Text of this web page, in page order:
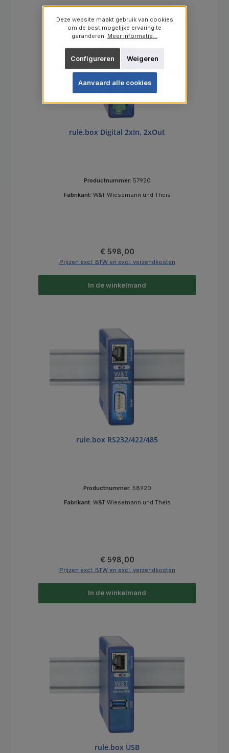
rule.box Digital 2xIn, 2xOut
Productnummer: 57920
Fabrikant: W&T Wiesemann und Theis
Normale prijs:
€ 598,00
Prijzen excl. BTW en excl. verzendkosten
In de winkelmand
rule.box RS232/422/485
Productnummer: 58920
Fabrikant: W&T Wiesemann und Theis
Normale prijs:
€ 598,00
Prijzen excl. BTW en excl. verzendkosten
In de winkelmand
rule.box USB
Deze website maakt gebruik van cookies
om de best mogelijke ervaring te
garanderen. Meer informatie...
Weigeren
Configureren
Aanvaard alle cookies